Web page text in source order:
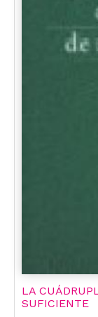
LA
SUFICIENTE